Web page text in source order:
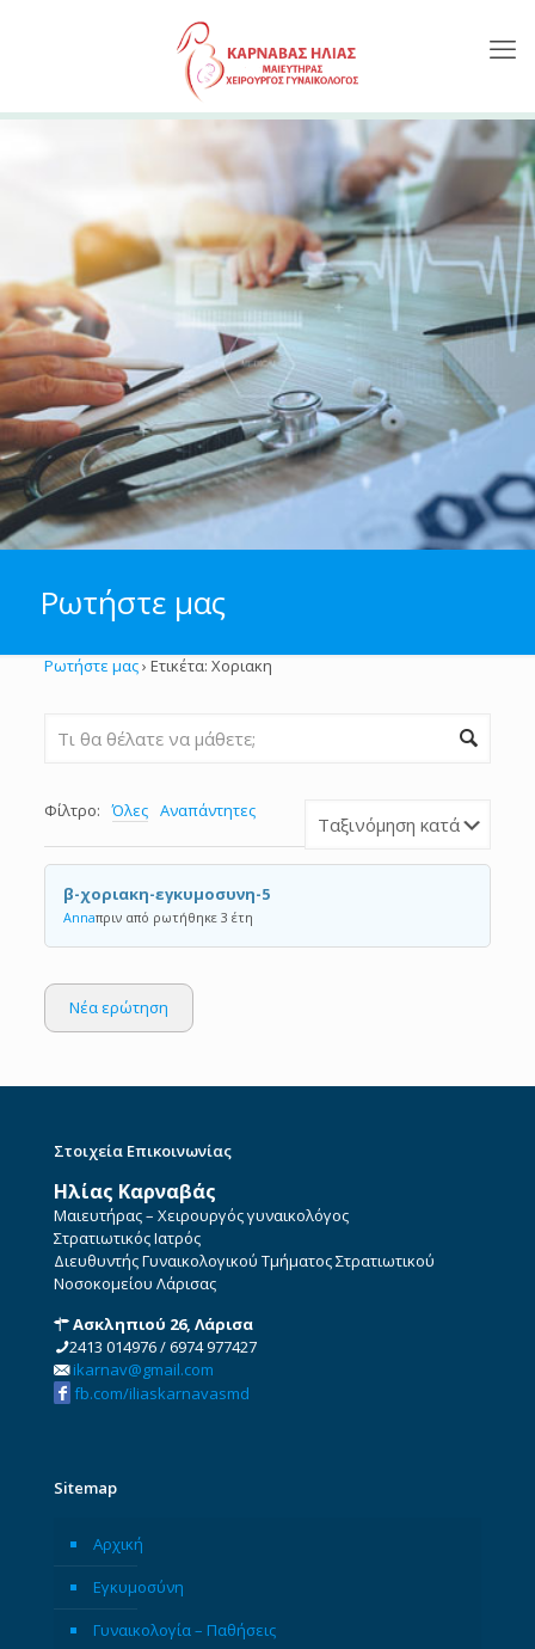
Ρωτήστε μας
Ρωτήστε μας› Ετικέτα: Χοριακη
Φίλτρο: Όλες Αναπάντητες
β-χοριακη-εγκυμοσυνη-5
Annaπριν από ρωτήθηκε 3 έτη
Νέα ερώτηση
Στοιχεία Επικοινωνίας
Ηλίας Καρναβάς
Μαιευτήρας – Χειρουργός γυναικολόγος
Στρατιωτικός Ιατρός
Διευθυντής Γυναικολογικού Τμήματος Στρατιωτικού
Νοσοκομείου Λάρισας
Ασκληπιού 26, Λάρισα
2413 014976/6974 977427
ikarnav@gmail.com
fb.com/iliaskarnavasmd
Sitemap
Αρχική
Εγκυμοσύνη
Γυναικολογία – Παθήσεις